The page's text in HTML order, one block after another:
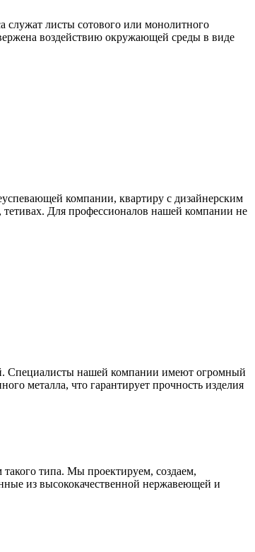
листы сотового или монолитного
воздействию окружающей среды в виде
компании, квартиру с дизайнерским
Для профессионалов нашей компании не
Специалисты нашей компании имеют огромный
металла, что гарантирует прочность изделия
типа. Мы проектируем, создаем,
из высококачественной нержавеющей и